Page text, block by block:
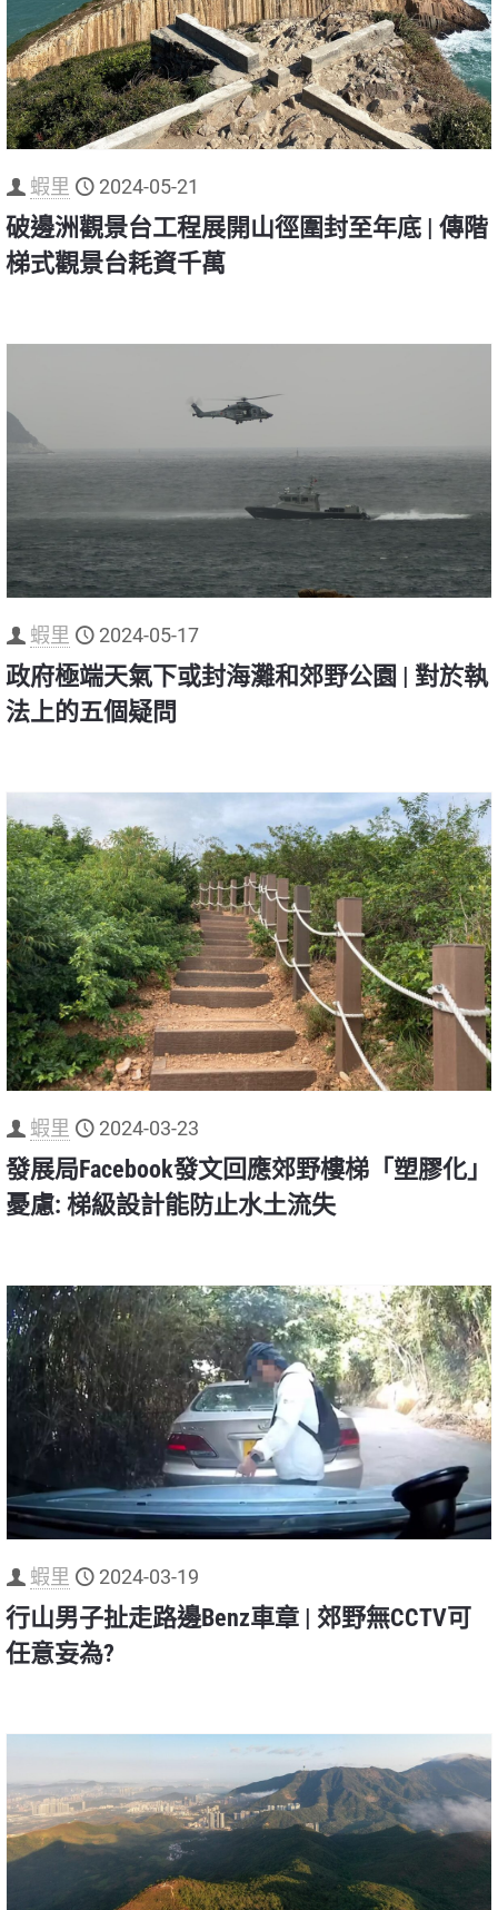
蝦里 2024-05-21
破邊洲觀景台工程展開山徑圍封至年底 | 傳階
梯式觀景台耗資千萬
蝦里 2024-05-17
政府極端天氣下或封海灘和郊野公園 | 對於執
法上的五個疑問
蝦里 2024-03-23
發展局Facebook發文回應郊野樓梯「塑膠化」
憂慮: 梯級設計能防止水土流失
蝦里 2024-03-19
行山男子扯走路邊Benz車章 | 郊野無CCTV可
任意妄為?